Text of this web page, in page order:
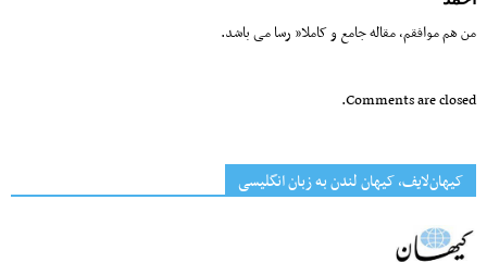
من هم موافقم، مقاله جامع و کاملا” رسا می باشد.
Comments are closed.
کیهان‌لایف، کیهان لندن به زبان انگلیسی